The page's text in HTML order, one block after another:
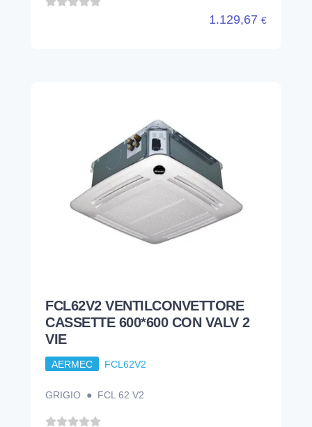
1.129,67 €
FCL62V2 VENTILCONVETTORE
CASSETTE 600*600 CON VALV 2
VIE
AERMEC FCL62V2
GRIGIO ● FCL 62 V2